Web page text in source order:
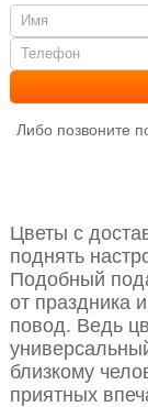
Либо позвоните
Цветы с
поднять
Подобный
от праздника
повод. Ведь
близкому
приятных